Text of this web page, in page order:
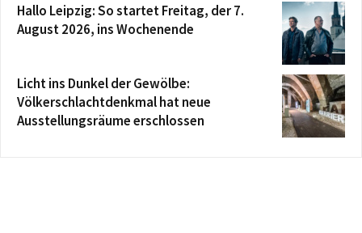
Hallo Leipzig: So startet Freitag, der 7.
August 2026, ins Wochenende
Licht ins Dunkel der Gewölbe:
Völkerschlachtdenkmal hat neue
Ausstellungsräume erschlossen